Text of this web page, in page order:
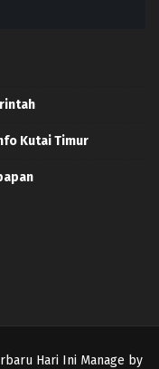
Kutai Timur
Hari Ini Manage by